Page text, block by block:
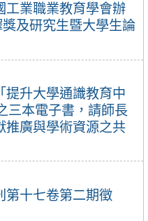
工業職業教育學會辦
及研究生暨大學生論
提升大學通識教育中
三本電子書，請師長
推廣與學術資源之共
第十七卷第二期徵